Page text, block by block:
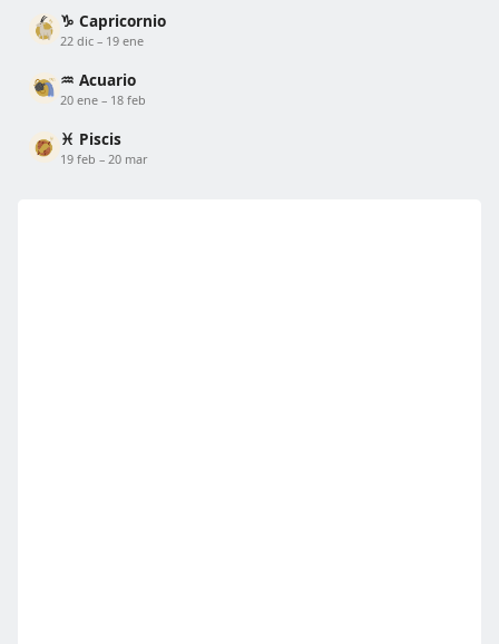
♑ Capricornio
22 dic – 19 ene
♒ Acuario
20 ene – 18 feb
♓ Piscis
19 feb – 20 mar